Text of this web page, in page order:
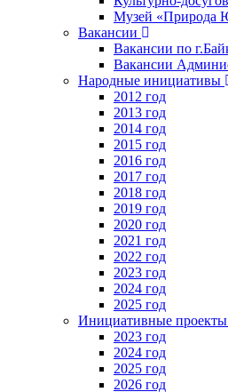
Музей «Природа
Вакансии
Вакансии по
Вакансии
Народные инициативы
2012 год
2013 год
2014 год
2015 год
2016 год
2017 год
2018 год
2019 год
2020 год
2021 год
2022 год
2023 год
2024 год
2025 год
Инициативные проекты
2023 год
2024 год
2025 год
2026 год